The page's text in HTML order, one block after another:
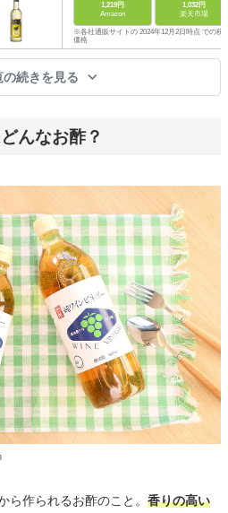
1,219円
Amazon
1,032円
楽天市場
※各社通販サイトの 2024年12月2日時点 での税
価格
の続きを見る
んなお酢？
ら作られるお酢のこと。 香りの高い